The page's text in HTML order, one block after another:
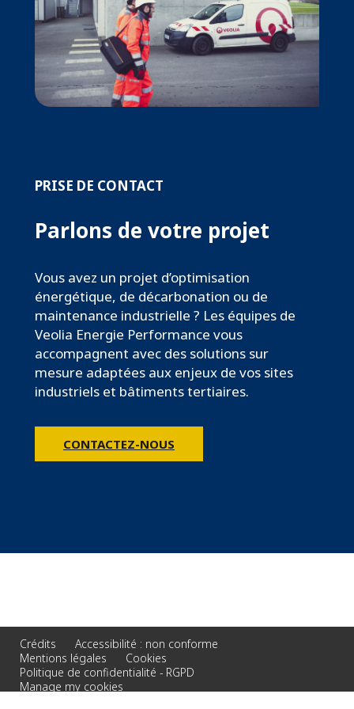
PRISE DE CONTACT
Parlons de votre projet
Vous avez un projet d’optimisation
énergétique, de décarbonation ou de
maintenance industrielle ? Les équipes de
Veolia Energie Performance vous
accompagnent avec des solutions sur
mesure adaptées aux enjeux de vos sites
industriels et bâtiments tertiaires.
CONTACTEZ-NOUS
Crédits
Accessibilité : non conforme
Mentions légales
Cookies
Politique de confidentialité - RGPD
Manage my cookies